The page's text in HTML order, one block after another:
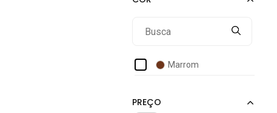
Marrom